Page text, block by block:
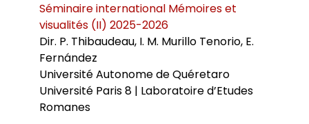
Séminaire international Mémoires et
visualités (II) 2025-2026
Dir. P. Thibaudeau, I. M. Murillo Tenorio, E.
Fernández
Université Autonome de Quéretaro
Université Paris 8 | Laboratoire d’Etudes
Romanes